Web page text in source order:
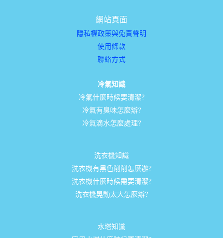
網站頁面
隱私權政策與免責聲明
使用條款
聯絡方式
冷氣知識
冷氣什麼時候要清潔?
冷氣有臭味怎麼辦?
冷氣滴水怎麼處理?
洗衣機知識
洗衣機有黑色削削怎麼辦?
洗衣機什麼時候需要清潔?
洗衣機晃動太大怎麼辦?
水塔知識